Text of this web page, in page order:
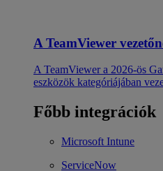
A TeamViewer
A TeamViewer a 2026-ös
eszközök kategóriájában
Főbb integrációk
Microsoft Intune
ServiceNow